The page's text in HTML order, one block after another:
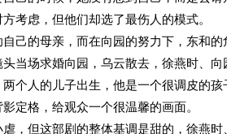
考虑，但他们却选了最伤人的模式。
己的母亲，而在向园的努力下，东和
当场求婚向园，乌云散去，徐燕时、
个人的儿子出生，他是一个很调皮的
定格，给观众一个很温馨的画面。
虐，但这部剧的整体基调是甜的，徐燕